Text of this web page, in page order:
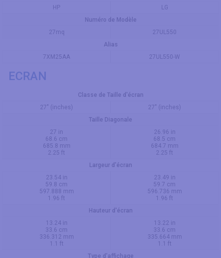
HP
LG
Numéro de Modèle
27mq
27UL550
Alias
7XM25AA
27UL550-W
ECRAN
Classe de Taille d'écran
27" (inches)
27" (inches)
Taille Diagonale
27 in
68.6 cm
685.8 mm
2.25 ft
26.96 in
68.5 cm
684.7 mm
2.25 ft
Largeur d'écran
23.54 in
59.8 cm
597.888 mm
1.96 ft
23.49 in
59.7 cm
596.736 mm
1.96 ft
Hauteur d'écran
13.24 in
33.6 cm
336.312 mm
1.1 ft
13.22 in
33.6 cm
335.664 mm
1.1 ft
Type d'affichage